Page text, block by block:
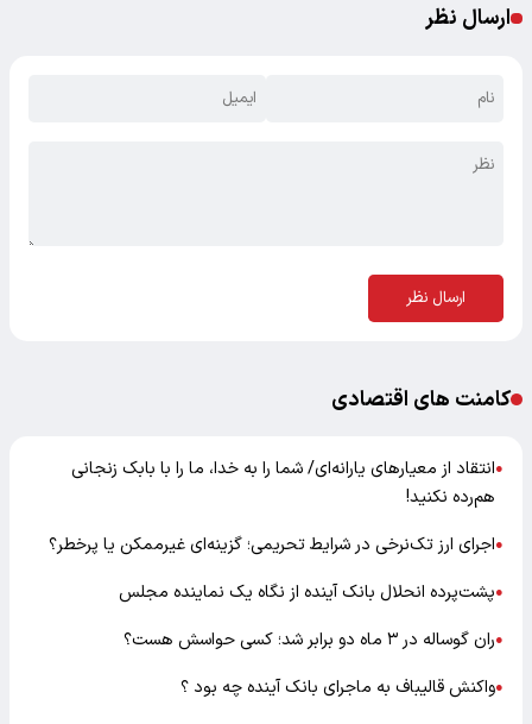
ارسال نظر
ارسال نظر
کامنت های اقتصادی
●انتقاد از معیارهای یارانه‌ای/ شما را به خدا، ما را با بابک زنجانی
هم‌رده نکنید!
●اجرای ارز تک‌نرخی در شرایط تحریمی؛ گزینه‌ای غیرممکن یا پرخطر؟
●پشت‌پرده انحلال بانک آینده از نگاه یک نماینده مجلس
●ران گوساله در ۳ ماه دو برابر شد؛ کسی حواسش هست؟
●واکنش قالیباف به ماجرای بانک آینده چه بود ؟